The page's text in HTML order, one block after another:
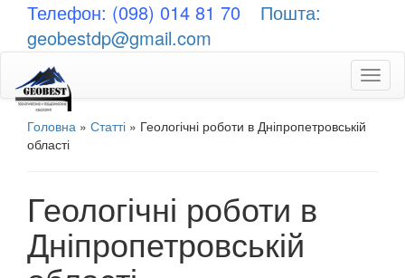
Телефон: (098) 014 81 70
Пошта:
geobestdp@gmail.com
Головна » Статті » Геологічні роботи в Дніпропетровській
області
Геологічні роботи в
Дніпропетровській